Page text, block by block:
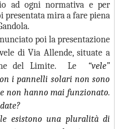
ad ogni normativa e per
presentata mira a fare piena
poi la presentazione
di Via Allende, situate a
del Limite.
Le
“vele”
i pannelli solari non sono
non hanno mai funzionato.
esistono una pluralità di